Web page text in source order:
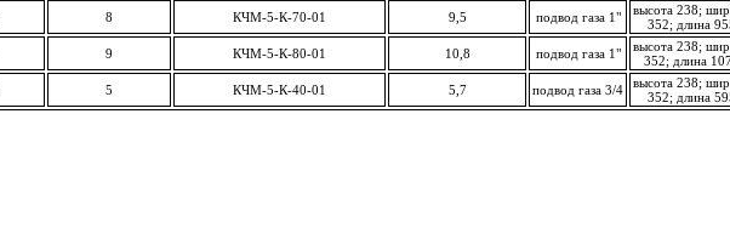
8 КЧМ-5-К-70-01 9,5 подвод газа 1"
высота 238;
352; длина
9 КЧМ-5-К-80-01 10,8 подвод газа 1"
высота 238;
352; длина
5 КЧМ-5-К-40-01 5,7 подвод газа 3/4
высота 238;
352; длина